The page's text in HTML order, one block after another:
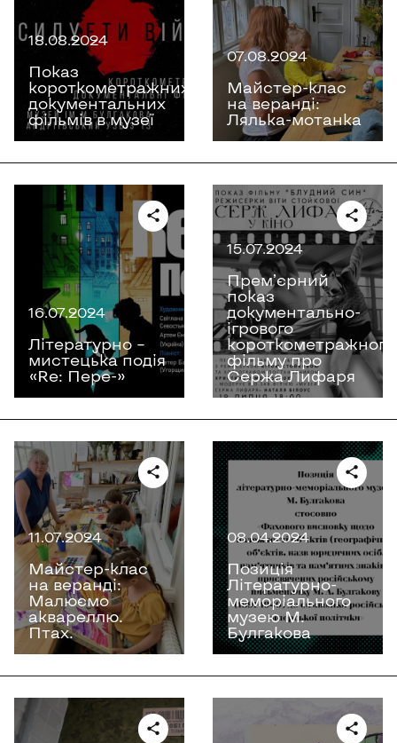
18.08.2024
Показ
короткометражних
документальних
фільмів в музеї
07.08.2024
Майстер-клас
на веранді:
Лялька-мотанка
16.07.2024
Літературно –
мистецька подія
«Re: Пере-»
15.07.2024
Премʼєрний
показ
документально-
ігрового
короткометражного
фільму про
Сержа Лифаря
11.07.2024
Майстер-клас
на веранді:
Малюємо
аквареллю.
Птах.
08.04.2024
Позиція
Літературно-
меморіального
музею М.
Булгакова